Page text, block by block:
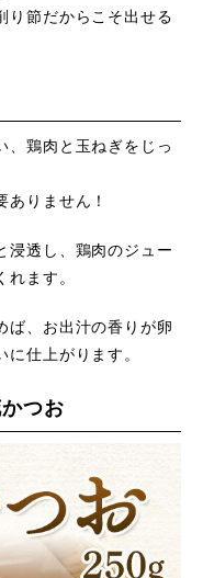
り節だからこそ出せる
、鶏肉と玉ねぎをじっ
ありません！
浸透し、鶏肉のジュー
ます。
ば、お出汁の香りが卵
仕上がります。
つお